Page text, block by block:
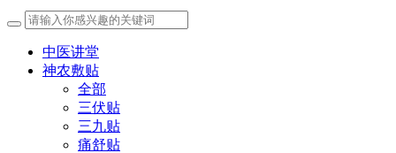
中医讲堂
神农敷贴
全部
三伏贴
三九贴
痛舒贴